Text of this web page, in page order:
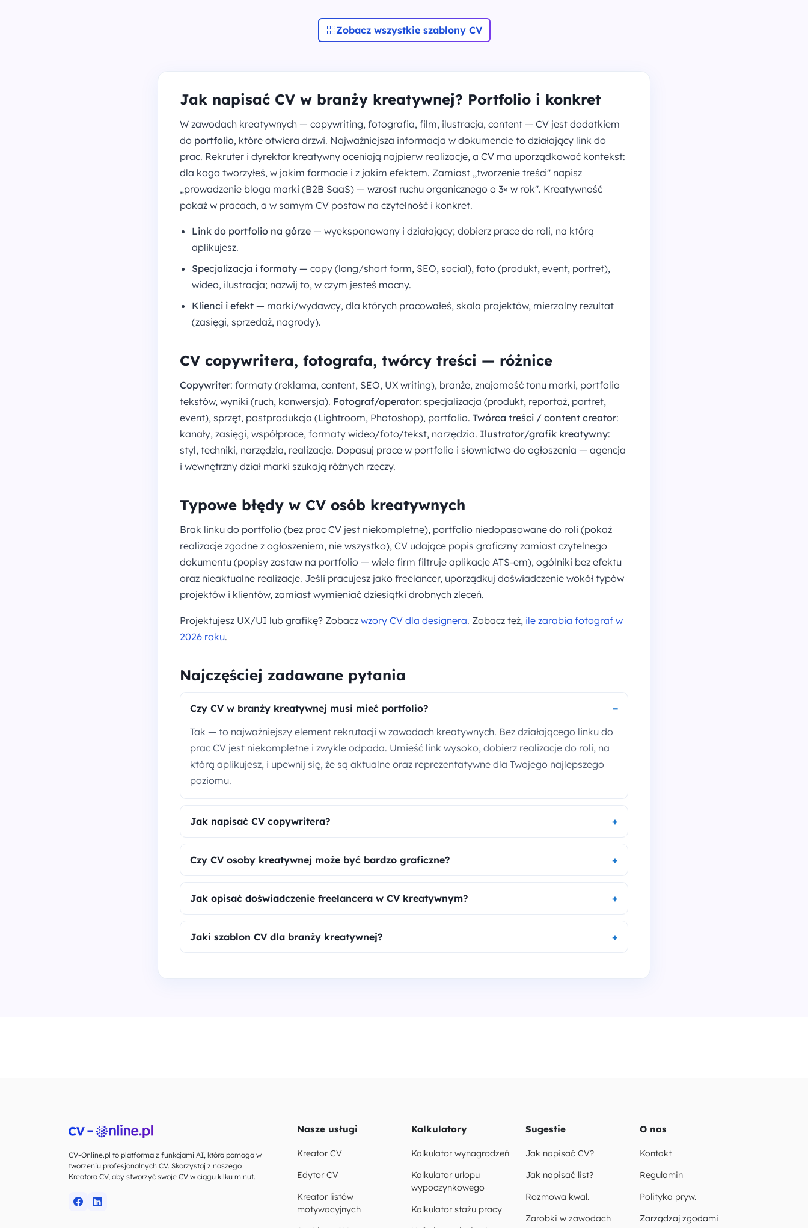
Zobacz wszystkie szablony CV
Jak napisać CV w branży kreatywnej? Portfolio i konkret
W zawodach kreatywnych — copywriting, fotografia, film, ilustracja, content — CV jest dodatkiem
do portfolio, które otwiera drzwi. Najważniejsza informacja w dokumencie to działający link do
prac. Rekruter i dyrektor kreatywny oceniają najpierw realizacje, a CV ma uporządkować kontekst:
dla kogo tworzyłeś, w jakim formacie i z jakim efektem. Zamiast „tworzenie treści" napisz
„prowadzenie bloga marki (B2B SaaS) — wzrost ruchu organicznego o 3× w rok". Kreatywność
pokaż w pracach, a w samym CV postaw na czytelność i konkret.
Link do portfolio na górze — wyeksponowany i działający; dobierz prace do roli, na którą
aplikujesz.
Specjalizacja i formaty — copy (long/short form, SEO, social), foto (produkt, event, portret),
wideo, ilustracja; nazwij to, w czym jesteś mocny.
Klienci i efekt — marki/wydawcy, dla których pracowałeś, skala projektów, mierzalny rezultat
(zasięgi, sprzedaż, nagrody).
CV copywritera, fotografa, twórcy treści — różnice
Copywriter: formaty (reklama, content, SEO, UX writing), branże, znajomość tonu marki, portfolio
tekstów, wyniki (ruch, konwersja). Fotograf/operator: specjalizacja (produkt, reportaż, portret,
event), sprzęt, postprodukcja (Lightroom, Photoshop), portfolio. Twórca treści / content creator:
kanały, zasięgi, współprace, formaty wideo/foto/tekst, narzędzia. Ilustrator/grafik kreatywny:
styl, techniki, narzędzia, realizacje. Dopasuj prace w portfolio i słownictwo do ogłoszenia — agencja
i wewnętrzny dział marki szukają różnych rzeczy.
Typowe błędy w CV osób kreatywnych
Brak linku do portfolio (bez prac CV jest niekompletne), portfolio niedopasowane do roli (pokaż
realizacje zgodne z ogłoszeniem, nie wszystko), CV udające popis graficzny zamiast czytelnego
dokumentu (popisy zostaw na portfolio — wiele firm filtruje aplikacje ATS-em), ogólniki bez efektu
oraz nieaktualne realizacje. Jeśli pracujesz jako freelancer, uporządkuj doświadczenie wokół typów
projektów i klientów, zamiast wymieniać dziesiątki drobnych zleceń.
Projektujesz UX/UI lub grafikę? Zobacz wzory CV dla designera. Zobacz też, ile zarabia fotograf w
2026 roku.
Najczęściej zadawane pytania
Czy CV w branży kreatywnej musi mieć portfolio?
Tak — to najważniejszy element rekrutacji w zawodach kreatywnych. Bez działającego linku do
prac CV jest niekompletne i zwykle odpada. Umieść link wysoko, dobierz realizacje do roli, na
którą aplikujesz, i upewnij się, że są aktualne oraz reprezentatywne dla Twojego najlepszego
poziomu.
Jak napisać CV copywritera?
Czy CV osoby kreatywnej może być bardzo graficzne?
Jak opisać doświadczenie freelancera w CV kreatywnym?
Jaki szablon CV dla branży kreatywnej?
CV-Online.pl to platforma z funkcjami AI, która pomaga w
tworzeniu profesjonalnych CV. Skorzystaj z naszego
Kreatora CV, aby stworzyć swoje CV w ciągu kilku minut.
Nasze usługi
Kreator CV
Edytor CV
Kreator listów
motywacyjnych
Kalkulatory
Kalkulator wynagrodzeń
Kalkulator urlopu
wypoczynkowego
Kalkulator stażu pracy
Sugestie
Jak napisać CV?
Jak napisać list?
Rozmowa kwal.
Zarobki w zawodach
O nas
Kontakt
Regulamin
Polityka pryw.
Zarządzaj zgodami